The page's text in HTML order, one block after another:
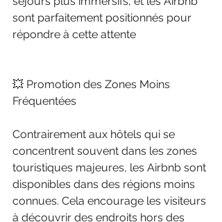
sont parfaitement positionnés pour
répondre à cette attente
💥 Promotion des Zones Moins
Fréquentées
Contrairement aux hôtels qui se
concentrent souvent dans les zones
touristiques majeures, les Airbnb sont
disponibles dans des régions moins
connues. Cela encourage les visiteurs
à découvrir des endroits hors des